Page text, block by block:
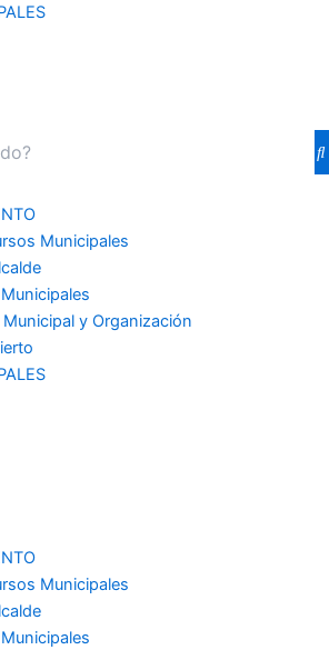
Municipales
y Organización
Municipales